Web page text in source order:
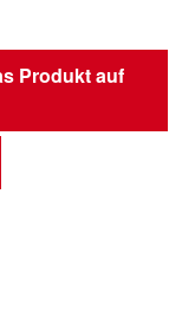
Produkt auf